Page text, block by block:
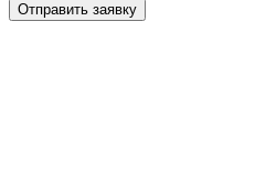
Отправить заявку